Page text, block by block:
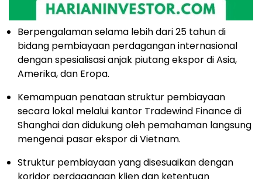
Berpengalaman selama lebih dari 25 tahun di
bidang pembiayaan perdagangan internasional
dengan spesialisasi anjak piutang ekspor di Asia,
Amerika, dan Eropa.
Kemampuan penataan struktur pembiayaan
secara lokal melalui kantor Tradewind Finance di
Shanghai dan didukung oleh pemahaman langsung
mengenai pasar ekspor di Vietnam.
Struktur pembiayaan yang disesuaikan dengan
koridor perdagangan klien dan ketentuan